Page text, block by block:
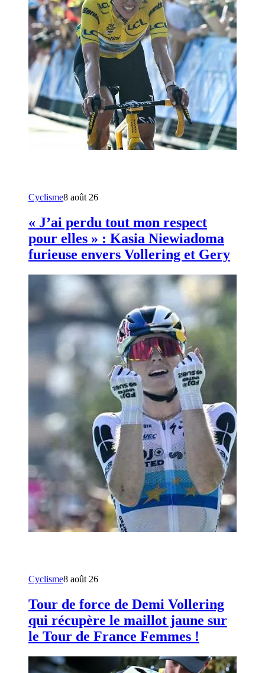
Cyclisme8 août 26
« J’ai perdu tout mon respect
pour elles » : Kasia Niewiadoma
furieuse envers Vollering et Gery
Cyclisme8 août 26
Tour de force de Demi Vollering
qui récupère le maillot jaune sur
le Tour de France Femmes !